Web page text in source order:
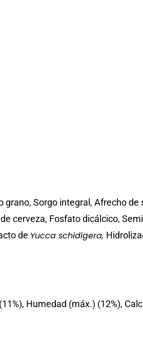
Sorgo integral, Afrecho de
cerveza, Fosfato dicálcico,
de Yucca schidigera,
Humedad (máx.) (12%),